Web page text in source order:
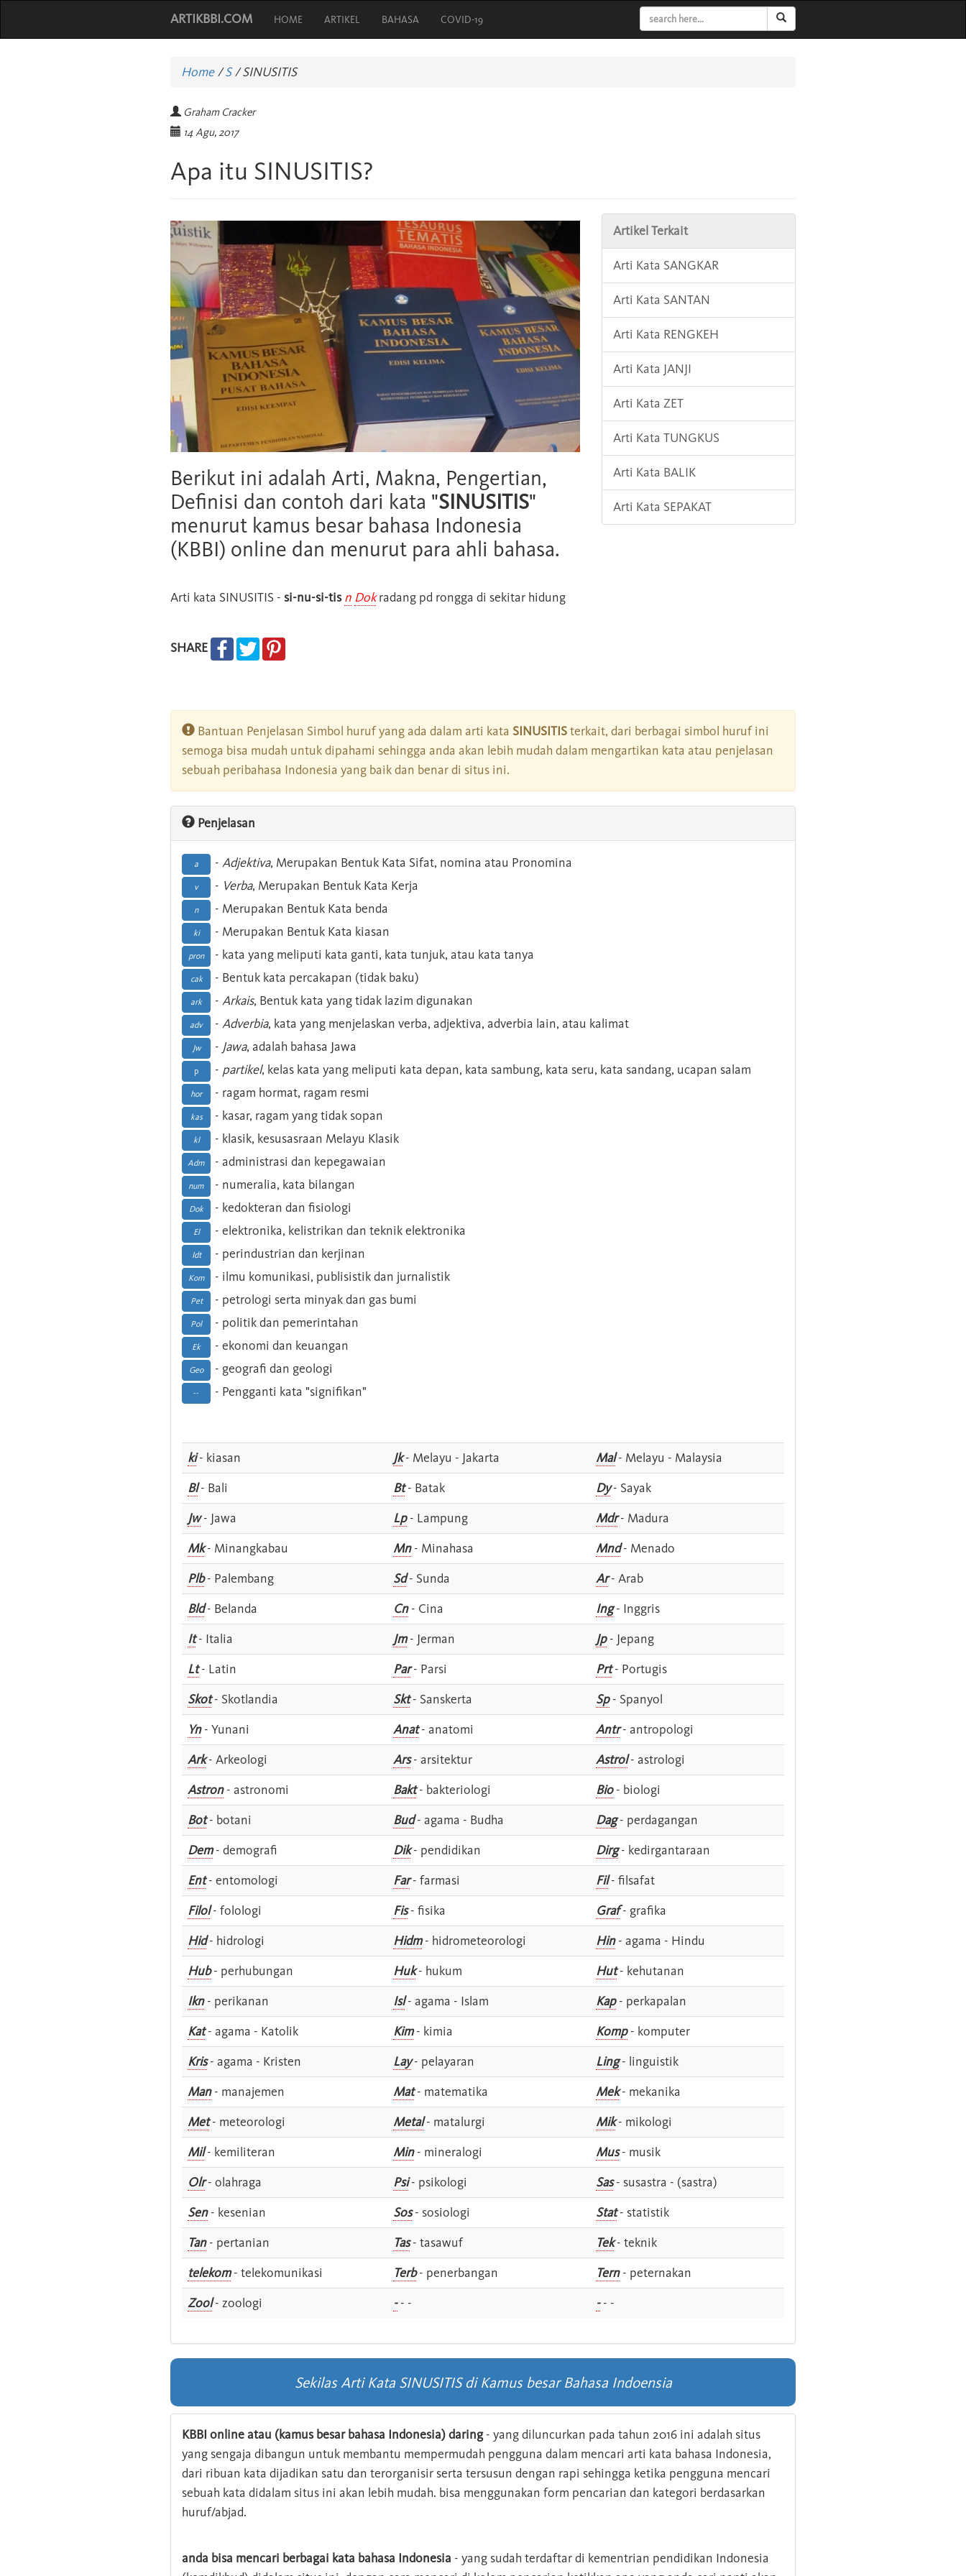
ARTIKBBI.COM HOME ARTIKEL BAHASA COVID-19
Home/S /SINUSITIS
Graham Cracker
14 Agu, 2017
Apa itu SINUSITIS?
Berikut ini adalah Arti, Makna, Pengertian,
Definisi dan contoh dari kata "SINUSITIS"
menurut kamus besar bahasa Indonesia
(KBBI) online dan menurut para ahli bahasa.
Arti kata SINUSITIS - si-nu-si-tis n Dokradang pd rongga di sekitar hidung
SHARE
Artikel Terkait
Arti Kata SANGKAR
Arti Kata SANTAN
Arti Kata RENGKEH
Arti Kata JANJI
Arti Kata ZET
Arti Kata TUNGKUS
Arti Kata BALIK
Arti Kata SEPAKAT
Bantuan Penjelasan Simbol huruf yang ada dalam arti kata SINUSITISterkait, dari berbagai simbol huruf ini
semoga bisa mudah untuk dipahami sehingga anda akan lebih mudah dalam mengartikan kata atau penjelasan
sebuah peribahasa Indonesia yang baik dan benar di situs ini.
Penjelasan
a - Adjektiva, Merupakan Bentuk Kata Sifat, nomina atau Pronomina
v - Verba, Merupakan Bentuk Kata Kerja
n - Merupakan Bentuk Kata benda
ki - Merupakan Bentuk Kata kiasan
pron - kata yang meliputi kata ganti, kata tunjuk, atau kata tanya
cak - Bentuk kata percakapan (tidak baku)
ark - Arkais, Bentuk kata yang tidak lazim digunakan
adv - Adverbia, kata yang menjelaskan verba, adjektiva, adverbia lain, atau kalimat
Jw - Jawa, adalah bahasa Jawa
p - partikel, kelas kata yang meliputi kata depan, kata sambung, kata seru, kata sandang, ucapan salam
hor - ragam hormat, ragam resmi
kas - kasar, ragam yang tidak sopan
kl - klasik, kesusasraan Melayu Klasik
Adm - administrasi dan kepegawaian
num - numeralia, kata bilangan
Dok - kedokteran dan fisiologi
El - elektronika, kelistrikan dan teknik elektronika
Idt - perindustrian dan kerjinan
Kom - ilmu komunikasi, publisistik dan jurnalistik
Pet - petrologi serta minyak dan gas bumi
Pol - politik dan pemerintahan
Ek - ekonomi dan keuangan
Geo - geografi dan geologi
-- - Pengganti kata "signifikan"
ki- kiasan Jk- Melayu - Jakarta Mal- Melayu - Malaysia
Bl- Bali Bt- Batak Dy- Sayak
Jw- Jawa Lp- Lampung Mdr- Madura
Mk- Minangkabau Mn- Minahasa Mnd- Menado
Plb- Palembang Sd- Sunda Ar- Arab
Bld- Belanda Cn- Cina Ing- Inggris
It- Italia Jm- Jerman Jp- Jepang
Lt- Latin Par- Parsi Prt- Portugis
Skot- Skotlandia Skt- Sanskerta Sp- Spanyol
Yn- Yunani Anat- anatomi Antr- antropologi
Ark- Arkeologi Ars- arsitektur Astrol- astrologi
Astron- astronomi Bakt- bakteriologi Bio- biologi
Bot- botani Bud- agama - Budha Dag- perdagangan
Dem- demografi Dik- pendidikan Dirg- kedirgantaraan
Ent- entomologi Far- farmasi Fil- filsafat
Filol- folologi Fis- fisika Graf- grafika
Hid- hidrologi Hidm- hidrometeorologi Hin- agama - Hindu
Hub- perhubungan Huk- hukum Hut- kehutanan
Ikn- perikanan Isl- agama - Islam Kap- perkapalan
Kat- agama - Katolik Kim- kimia Komp- komputer
Kris- agama - Kristen Lay- pelayaran Ling- linguistik
Man- manajemen Mat- matematika Mek- mekanika
Met- meteorologi Metal- matalurgi Mik- mikologi
Mil- kemiliteran Min- mineralogi Mus- musik
Olr- olahraga Psi- psikologi Sas- susastra - (sastra)
Sen- kesenian Sos- sosiologi Stat- statistik
Tan- pertanian Tas- tasawuf Tek- teknik
telekom- telekomunikasi Terb- penerbangan Tern- peternakan
Zool- zoologi -- - -- -
Sekilas Arti Kata SINUSITIS di Kamus besar Bahasa Indoensia
KBBI online atau (kamus besar bahasa Indonesia) daring- yang diluncurkan pada tahun 2016 ini adalah situs
yang sengaja dibangun untuk membantu mempermudah pengguna dalam mencari arti kata bahasa Indonesia,
dari ribuan kata dijadikan satu dan terorganisir serta tersusun dengan rapi sehingga ketika pengguna mencari
sebuah kata didalam situs ini akan lebih mudah. bisa menggunakan form pencarian dan kategori berdasarkan
huruf/abjad.
anda bisa mencari berbagai kata bahasa Indonesia - yang sudah terdaftar di kementrian pendidikan Indonesia